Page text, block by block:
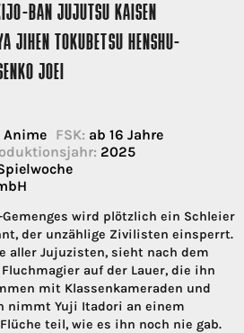
BAN JUJUTSU KAISEN
JIHEN TOKUBETSU HENSHU-
JOEI
Anime FSK: ab 16 Jahre
2025
wird plötzlich ein Schleier
der unzählige Zivilisten einsperrt.
aller Jujuzisten, sieht nach dem
auf der Lauer, die ihn
mit Klassenkameraden und
nimmt Yuji Itadori an einem
teil, wie es ihn noch nie gab.